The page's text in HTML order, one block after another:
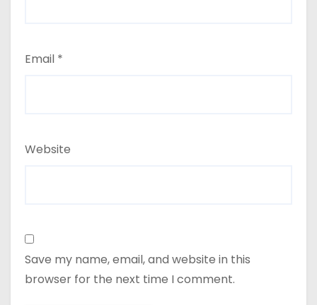
Email *
Website
Save my name, email, and website in this
browser for the next time I comment.